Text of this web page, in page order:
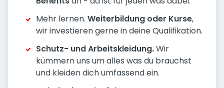
Mehr lernen. Weiterbildung oder Kurse,
wir investieren gerne in deine Qualifikation.
Schutz- und Arbeitskleidung.Wir
kümmern uns um alles was du brauchst
und kleiden dich umfassend ein.